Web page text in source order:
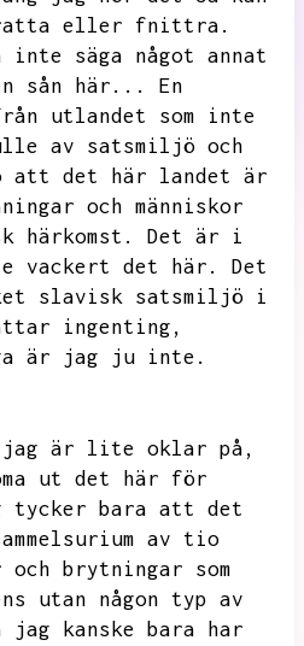
eller fnittra.
inte säga något annat
sån här...
En
utlandet som inte
av satsmiljö och
att det här landet är
och människor
härkomst.
Det är i
vackert det här.
Det
slavisk satsmiljö i
ingenting,
är jag ju inte.
jag är lite oklar på,
ut det här för
tycker bara att det
av tio
brytningar som
utan någon typ av
jag kanske bara har